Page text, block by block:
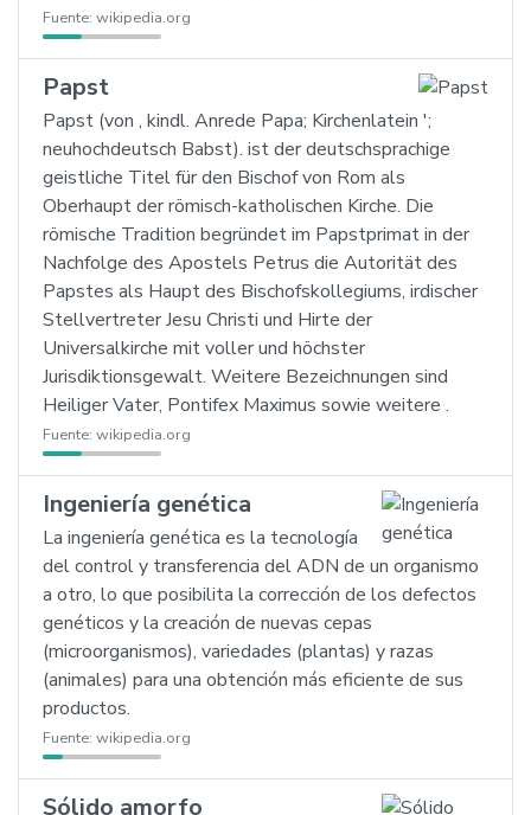
Fuente: wikipedia.org
Papst
Papst (von ‚ kindl. Anrede Papa; Kirchenlatein ';
neuhochdeutsch Babst). ist der deutschsprachige
geistliche Titel für den Bischof von Rom als
Oberhaupt der römisch-katholischen Kirche. Die
römische Tradition begründet im Papstprimat in der
Nachfolge des Apostels Petrus die Autorität des
Papstes als Haupt des Bischofskollegiums, irdischer
Stellvertreter Jesu Christi und Hirte der
Universalkirche mit voller und höchster
Jurisdiktionsgewalt. Weitere Bezeichnungen sind
Heiliger Vater, Pontifex Maximus sowie weitere .
Fuente: wikipedia.org
Ingeniería genética
La ingeniería genética es la tecnología
del control y transferencia del ADN de un organismo
a otro, lo que posibilita la corrección de los defectos
genéticos y la creación de nuevas cepas
(microorganismos), variedades (plantas) y razas
(animales) para una obtención más eficiente de sus
productos.
Fuente: wikipedia.org
Sólido amorfo